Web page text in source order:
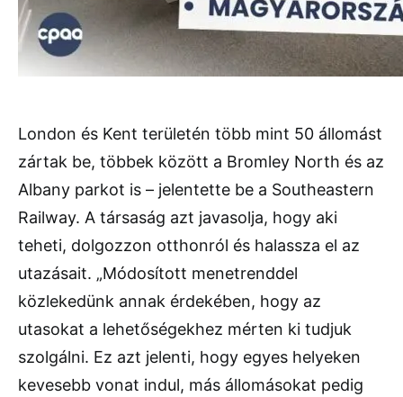
London és Kent területén több mint 50 állomást
zártak be, többek között a Bromley North és az
Albany parkot is – jelentette be a Southeastern
Railway. A társaság azt javasolja, hogy aki
teheti, dolgozzon otthonról és halassza el az
utazásait. „Módosított menetrenddel
közlekedünk annak érdekében, hogy az
utasokat a lehetőségekhez mérten ki tudjuk
szolgálni. Ez azt jelenti, hogy egyes helyeken
kevesebb vonat indul, más állomásokat pedig